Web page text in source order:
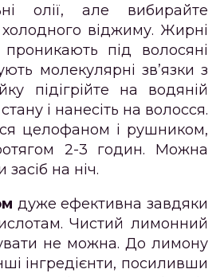
олії, але вибирайте
холодного віджиму. Жирні
під волосяні
молекулярні зв’язки з
підігрійте на водяній
і нанесіть на волосся.
целофаном і рушником,
2-3 годин. Можна
на ніч.
дуже ефективна завдяки
Чистий лимонний
не можна. До лимону
інгредієнти, посиливши